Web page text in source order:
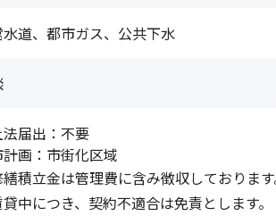
水道、都市ガス、公共下水
法届出：不要
画：市街化区域
積立金は管理費に含み徴収しております
中につき、契約不適合は免責とします。